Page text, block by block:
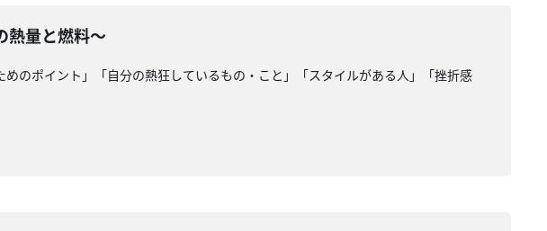
熱量と燃料〜
のポイント」「自分の熱狂しているもの・こと」「スタイルがある人」「挫折感